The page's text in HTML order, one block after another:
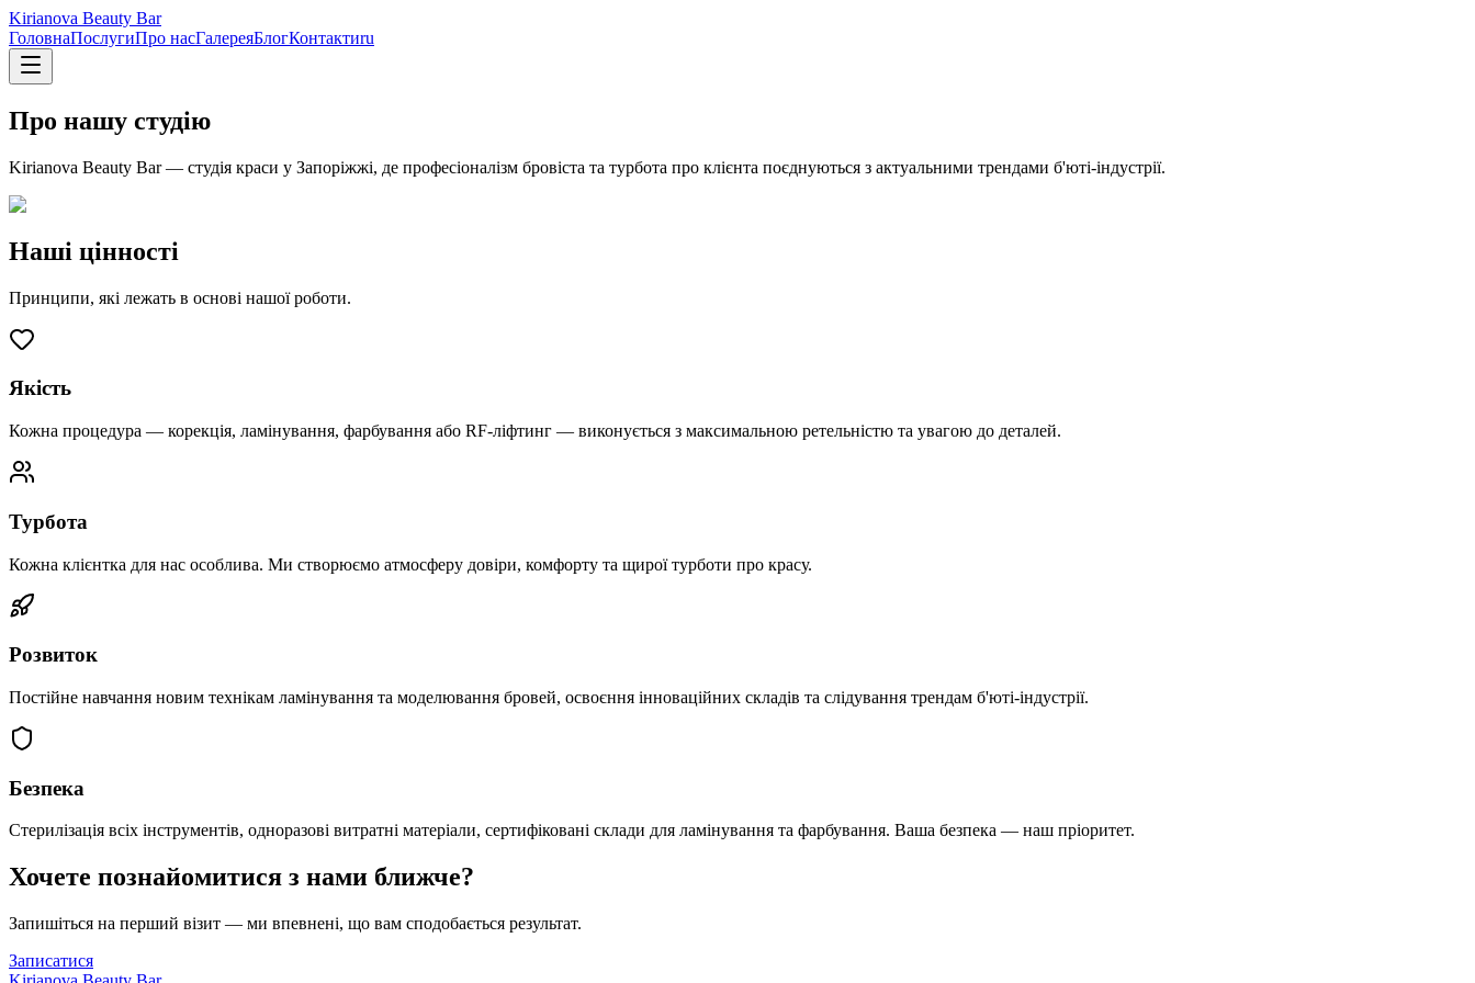
Kirianova Beauty Bar
ГоловнаПослугиПро насГалереяБлогКонтактиru
Про нашу студію
Kirianova Beauty Bar — студія краси у Запоріжжі, де професіоналізм бровіста та турбота про клієнта поєднуються з актуальними трендами б'юті-індустрії.
Наші цінності
Принципи, які лежать в основі нашої роботи.
Якість
Кожна процедура — корекція, ламінування, фарбування або RF-ліфтинг — виконується з максимальною ретельністю та увагою до деталей.
Турбота
Кожна клієнтка для нас особлива. Ми створюємо атмосферу довіри, комфорту та щирої турботи про красу.
Розвиток
Постійне навчання новим технікам ламінування та моделювання бровей, освоєння інноваційних складів та слідування трендам б'юті-індустрії.
Безпека
Стерилізація всіх інструментів, одноразові витратні матеріали, сертифіковані склади для ламінування та фарбування. Ваша безпека — наш пріоритет.
Хочете познайомитися з нами ближче?
Запишіться на перший візит — ми впевнені, що вам сподобається результат.
Записатися